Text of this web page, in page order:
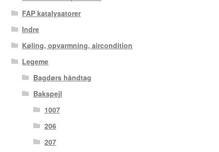
FAP katalysatorer
Indre
Køling, opvarmning, aircondition
Legeme
Bagdørs håndtag
Bakspejl
1007
206
207